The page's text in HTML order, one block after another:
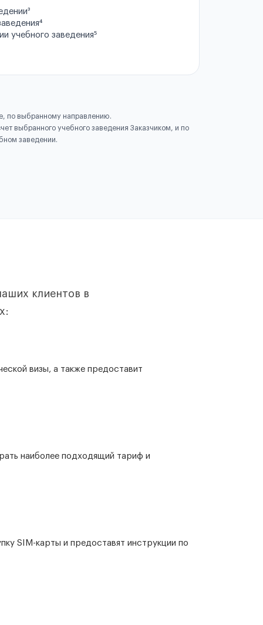
учебного заведения⁵
по выбранному направлению.
выбранного учебного заведения Заказчиком, и по
заведении.
клиентов в
визы, а также предоставит
наиболее подходящий тариф и
SIM-карты и предоставят инструкции по